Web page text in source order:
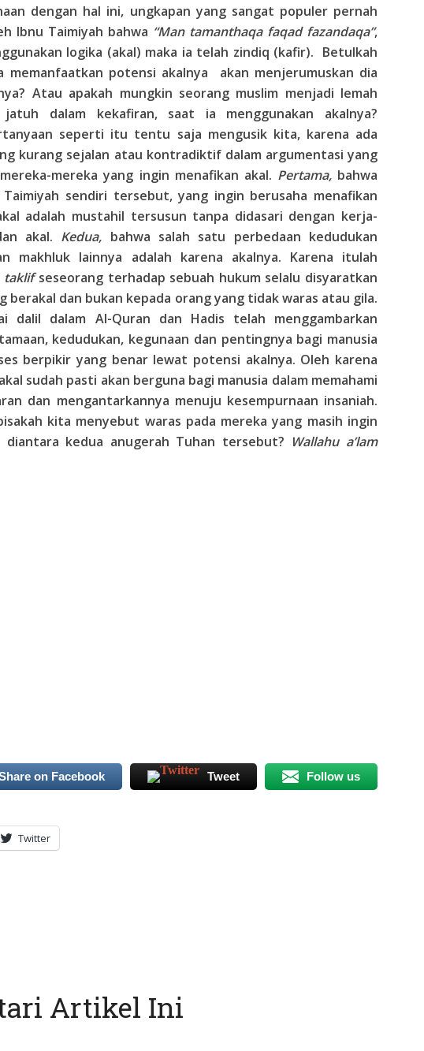
dengan hal ini, ungkapan yang sangat populer pernah
Ibnu Taimiyah bahwa “Man tamanthaqa faqad fazandaqa”,
logika (akal) maka ia telah zindiq (kafir). Betulkah
memanfaatkan potensi akalnya akan menjerumuskan dia
Atau apakah mungkin seorang muslim menjadi lemah
dalam kekafiran, saat ia menggunakan akalnya?
seperti itu tentu saja mengusik kita, karena ada
kurang sejalan atau kontradiktif dalam argumentasi yang
mereka yang ingin menafikan akal. Pertama,bahwa
Taimiyah sendiri tersebut, yang ingin berusaha menafikan
adalah mustahil tersusun tanpa didasari dengan kerja-
akal. Kedua, bahwa salah satu perbedaan kedudukan
makhluk lainnya adalah karena akalnya. Karena itulah
taklifseseorang terhadap sebuah hukum selalu disyaratkan
berakal dan bukan kepada orang yang tidak waras atau gila.
dalil dalam Al-Quran dan Hadis telah menggambarkan
kedudukan, kegunaan dan pentingnya bagi manusia
berpikir yang benar lewat potensi akalnya. Oleh karena
sudah pasti akan berguna bagi manusia dalam memahami
dan mengantarkannya menuju kesempurnaan insaniah.
kita menyebut waras pada mereka yang masih ingin
diantara kedua anugerah Tuhan tersebut? Wallahu a’lam
on Facebook Tweet Follow us
Twitter
Artikel Ini